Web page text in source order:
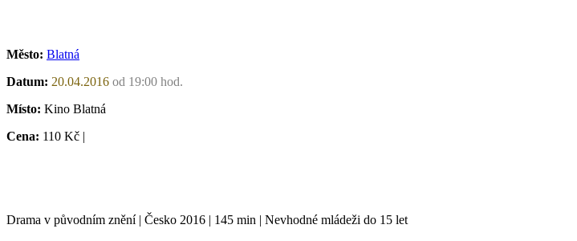
Město: Blatná
Datum: 20.04.2016 od 19:00 hod.
Místo: Kino Blatná
Cena: 110 Kč |
Drama v původním znění | Česko 2016 | 145 min | Nevhodné mládeži do 15 let